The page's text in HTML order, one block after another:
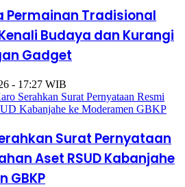
Permainan Tradisional
Budaya dan Kurangi
Gadget
- 17:27 WIB
Surat Pernyataan
Aset RSUD Kabanjahe
GBKP